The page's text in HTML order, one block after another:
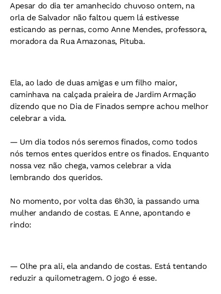
Apesar do dia ter amanhecido chuvoso ontem, na
orla de Salvador não faltou quem lá estivesse
esticando as pernas, como Anne Mendes, professora,
moradora da Rua Amazonas, Pituba.
Ela, ao lado de duas amigas e um filho maior,
caminhava na calçada praieira de Jardim Armação
dizendo que no Dia de Finados sempre achou melhor
celebrar a vida.
— Um dia todos nós seremos finados, como todos
nós temos entes queridos entre os finados. Enquanto
nossa vez não chega, vamos celebrar a vida
lembrando dos queridos.
No momento, por volta das 6h30, ia passando uma
mulher andando de costas. E Anne, apontando e
rindo:
— Olhe pra ali, ela andando de costas. Está tentando
reduzir a quilometragem. O jogo é esse.